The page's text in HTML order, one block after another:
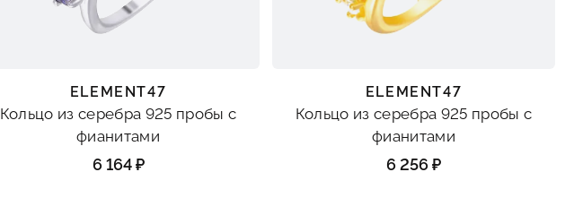
ELEMENT47
Кольцо из серебра 925 пробы с
фианитами
6 164 ₽
ELEMENT47
Кольцо из серебра 925 пробы с
фианитами
6 256 ₽